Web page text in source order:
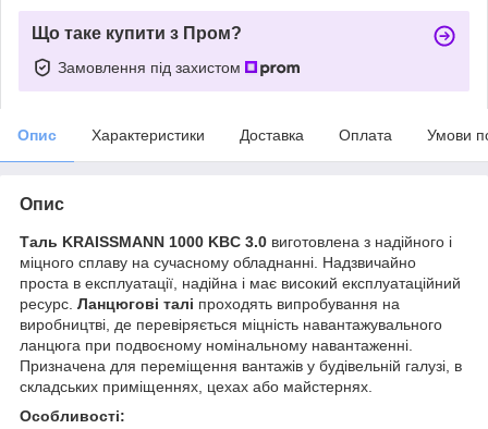
Що таке купити з Пром?
Замовлення під захистом
Опис Характеристики Доставка Оплата Умови
Опис
Таль KRAISSMANN 1000 KBC 3.0 виготовлена з надійного і
міцного сплаву на сучасному обладнанні. Надзвичайно
проста в експлуатації, надійна і має високий експлуатаційний
ресурс. Ланцюгові талі проходять випробування на
виробництві, де перевіряється міцність навантажувального
ланцюга при подвоєному номінальному навантаженні.
Призначена для переміщення вантажів у будівельній галузі, в
складських приміщеннях, цехах або майстернях.
Особливості: